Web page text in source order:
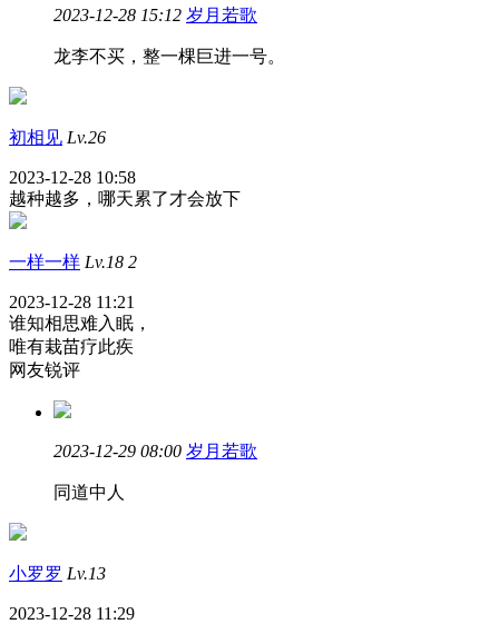
2023-12-28 15:12 岁月若歌
龙李不买，整一棵巨进一号。
初相见 Lv.26
2023-12-28 10:58
越种越多，哪天累了才会放下
一样一样 Lv.18 2
2023-12-28 11:21
谁知相思难入眠，
唯有栽苗疗此疾
网友锐评
2023-12-29 08:00 岁月若歌
同道中人
小罗罗 Lv.13
2023-12-28 11:29